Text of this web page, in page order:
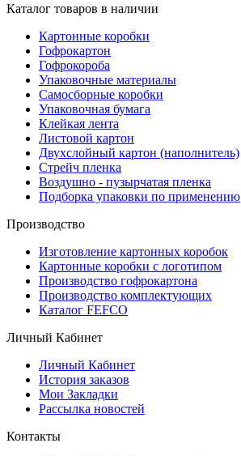
Каталог товаров в наличии
Картонные коробки
Гофрокартон
Гофрокороба
Упаковочные материалы
Самосборные коробки
Упаковочная бумага
Клейкая лента
Листовой картон
Двухслойный картон (наполнитель)
Стрейч пленка
Воздушно - пузырчатая пленка
Подборка упаковки по применению
Производство
Изготовление картонных коробок
Картонные коробки с логотипом
Производство гофрокартона
Производство комплектующих
Каталог FEFCO
Личный Кабинет
Личный Кабинет
История заказов
Мои Закладки
Рассылка новостей
Контакты